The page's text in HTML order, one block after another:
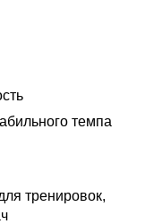
темпа
тренировок,